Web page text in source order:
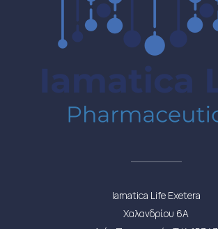
Iamatica Life Exetera
Χαλανδρίου 6Α